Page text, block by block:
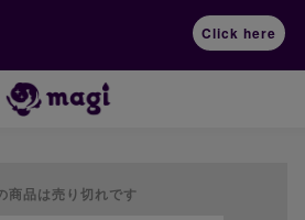
Click here
商品は売り切れです